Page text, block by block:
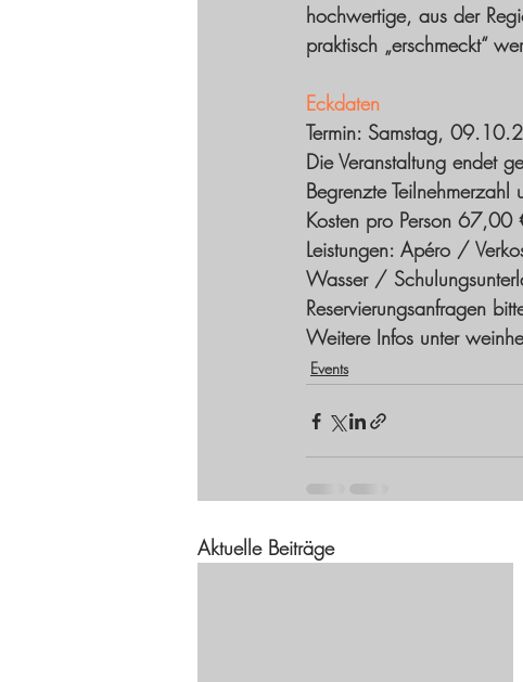
hochwertige, aus der
praktisch „erschmeckt“
Eckdaten
Termin: Samstag,
Die Veranstaltung endet
Begrenzte
Kosten pro Person
Leistungen: Apéro /
Wasser /
Reservierungsanfragen
Weitere Infos unter
Events
Aktuelle Beiträge